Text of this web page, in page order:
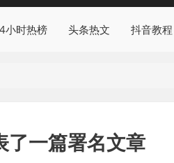
小时热榜 头条热文 抖音教程
了一篇署名文章